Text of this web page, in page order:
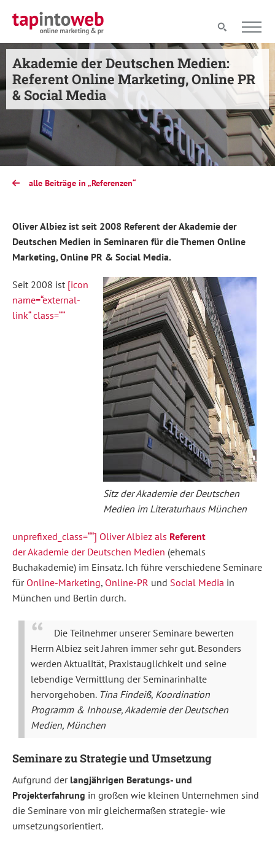
Akademie der Deutschen Medien:
Referent Online Marketing, Online PR
& Social Media
alle Beiträge in „Referenzen“
Oliver Albiez ist seit 2008 Referent der Akademie der
Deutschen Medien in Seminaren für die Themen Online
Marketing, Online PR & Social Media.
Sitz der Akademie der Deutschen
Medien im Literaturhaus München
Seit 2008 ist [icon
name=“external-
link“ class=““
unprefixed_class=““] Oliver Albiez als Referent
der Akademie der Deutschen Medien (ehemals
Buchakademie) im Einsatz. Ich führe verschiedene Seminare
für Online-Marketing, Online-PR und Social Media in
München und Berlin durch.
Die Teilnehmer unserer Seminare bewerten
Herrn Albiez seit Jahren immer sehr gut. Besonders
werden Aktualität, Praxistauglichkeit und seine
lebendige Vermittlung der Seminarinhalte
hervorgehoben. Tina Findeiß, Koordination
Programm & Inhouse, Akademie der Deutschen
Medien, München
Seminare zu Strategie und Umsetzung
Aufgrund der langjährigen Beratungs- und
Projekterfahrung in großen wie kleinen Unternehmen sind
die Seminare von mir gleichermaßen strategie- wie
umsetzungsorientiert.